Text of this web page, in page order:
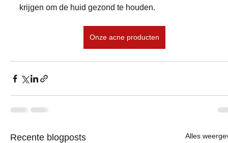
krijgen om de huid gezond te houden.
Onze acne producten
Recente blogposts Alles